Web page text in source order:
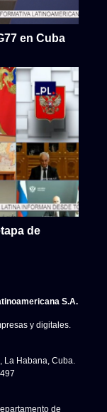
en Cuba
de
S.A.
y digitales.
La Habana, Cuba.
de